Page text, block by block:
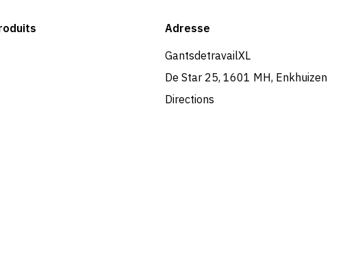
Adresse
GantsdetravailXL
De Star 25, 1601 MH, Enkhuizen
Directions